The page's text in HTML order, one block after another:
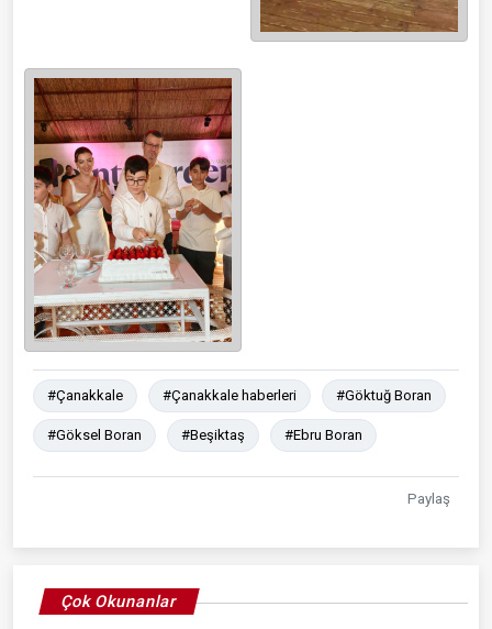
#Çanakkale #Çanakkale haberleri #Göktuğ Boran
#Göksel Boran #Beşiktaş #Ebru Boran
Paylaş
Çok Okunanlar